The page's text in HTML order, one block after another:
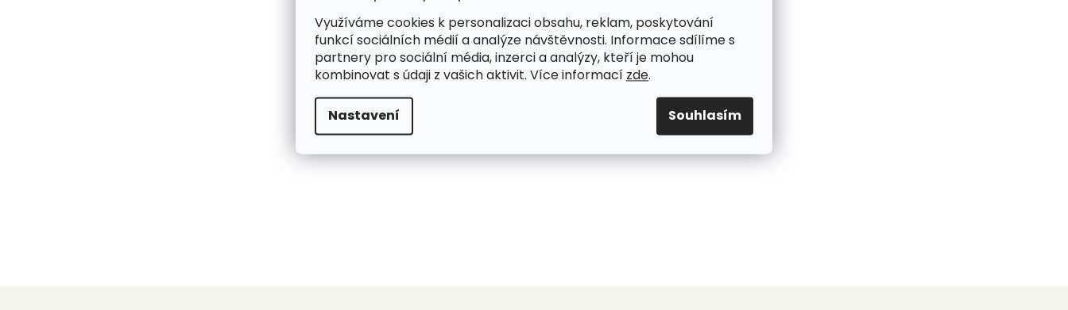
Využíváme cookies k personalizaci obsahu, reklam, poskytování
funkcí sociálních médií a analýze návštěvnosti. Informace sdílíme s
partnery pro sociální média, inzerci a analýzy, kteří je mohou
kombinovat s údaji z vašich aktivit. Více informací zde.
Nastavení Souhlasím